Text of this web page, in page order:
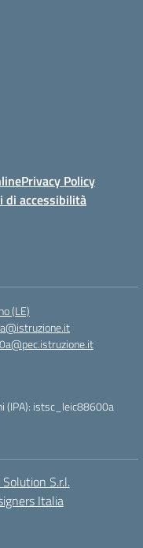
Privacy Policy
di accessibilità
(LE)
(IPA): istsc_leic88600a
S.r.l.
Italia